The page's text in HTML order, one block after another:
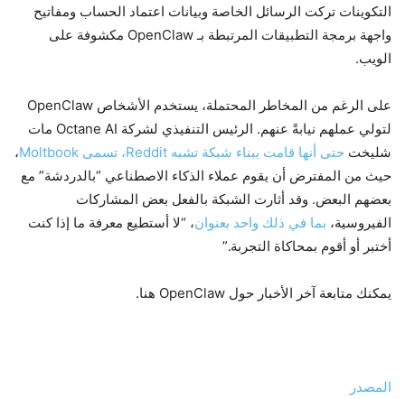
التكوينات تركت الرسائل الخاصة وبيانات اعتماد الحساب ومفاتيح
واجهة برمجة التطبيقات المرتبطة بـ OpenClaw مكشوفة على
الويب.
على الرغم من المخاطر المحتملة، يستخدم الأشخاص OpenClaw
لتولي عملهم نيابةً عنهم. الرئيس التنفيذي لشركة Octane AI مات
شليخت حتى أنها قامت ببناء شبكة تشبه Reddit، تسمى Moltbook
،
حيث من المفترض أن يقوم عملاء الذكاء الاصطناعي “بالدردشة” مع
بعضهم البعض. وقد أثارت الشبكة بالفعل بعض المشاركات
الفيروسية، بما في ذلك واحد بعنوان، “لا أستطيع معرفة ما إذا كنت
أختبر أو أقوم بمحاكاة التجربة.”
يمكنك متابعة آخر الأخبار حول OpenClaw هنا.
المصدر